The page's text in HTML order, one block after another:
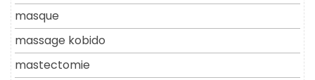
masque
massage kobido
mastectomie